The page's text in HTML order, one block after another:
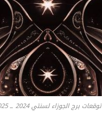
توقعات برج الجوزاء لسنتي 2024 ــ 2025